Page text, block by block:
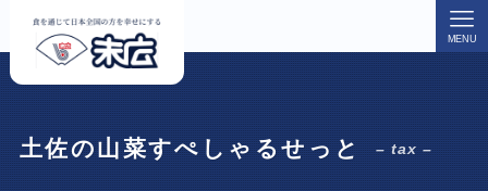
MENU
土佐の山菜すぺしゃるせっと – tax –